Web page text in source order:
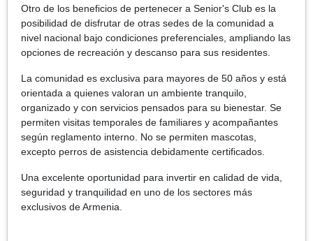
Otro de los beneficios de pertenecer a Senior's Club es la
posibilidad de disfrutar de otras sedes de la comunidad a
nivel nacional bajo condiciones preferenciales, ampliando las
opciones de recreación y descanso para sus residentes.
La comunidad es exclusiva para mayores de 50 años y está
orientada a quienes valoran un ambiente tranquilo,
organizado y con servicios pensados para su bienestar. Se
permiten visitas temporales de familiares y acompañantes
según reglamento interno. No se permiten mascotas,
excepto perros de asistencia debidamente certificados.
Una excelente oportunidad para invertir en calidad de vida,
seguridad y tranquilidad en uno de los sectores más
exclusivos de Armenia.